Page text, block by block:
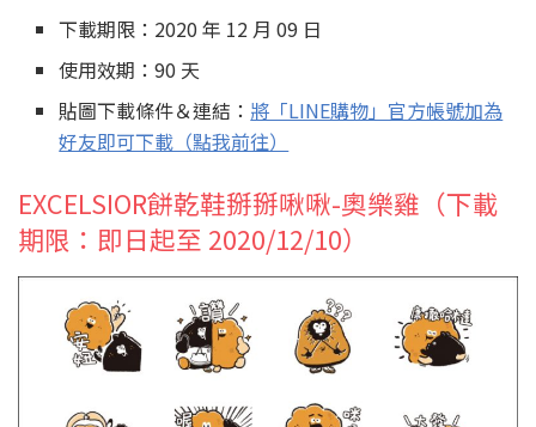
下載期限：2020 年 12 月 09 日
使用效期：90 天
貼圖下載條件＆連結： 將「LINE購物」官方帳號加為
好友即可下載（點我前往）
EXCELSIOR餅乾鞋掰掰啾啾-奧樂雞（下載
期限：即日起至 2020/12/10）